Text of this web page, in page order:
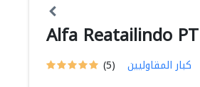
Alfa Reatailindo PT
(5) كبار المقاوليين